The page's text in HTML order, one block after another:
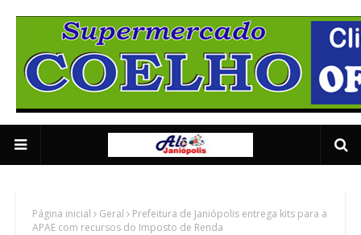
Página inicial Geral
Prefeitura de Janiópolis entrega kits para a
APAE com recursos do Imposto de Renda